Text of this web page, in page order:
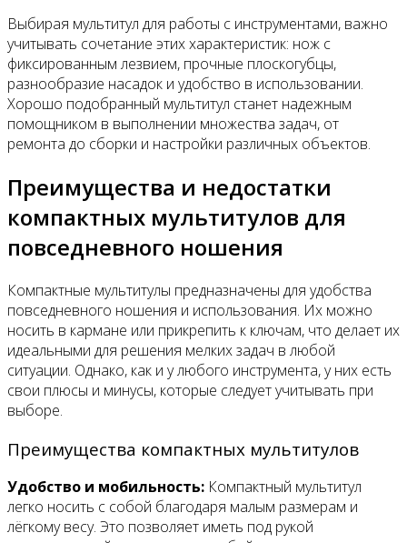
Выбирая мультитул для работы с инструментами, важно
учитывать сочетание этих характеристик: нож с
фиксированным лезвием, прочные плоскогубцы,
разнообразие насадок и удобство в использовании.
Хорошо подобранный мультитул станет надежным
помощником в выполнении множества задач, от
ремонта до сборки и настройки различных объектов.
Преимущества и недостатки
компактных мультитулов для
повседневного ношения
Компактные мультитулы предназначены для удобства
повседневного ношения и использования. Их можно
носить в кармане или прикрепить к ключам, что делает их
идеальными для решения мелких задач в любой
ситуации. Однако, как и у любого инструмента, у них есть
свои плюсы и минусы, которые следует учитывать при
выборе.
Преимущества компактных мультитулов
Удобство и мобильность: Компактный мультитул
легко носить с собой благодаря малым размерам и
лёгкому весу. Это позволяет иметь под рукой